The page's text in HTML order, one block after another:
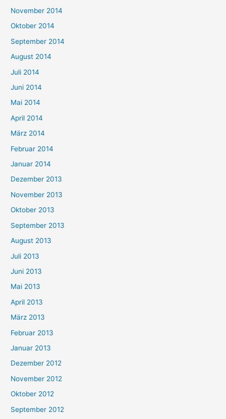
November 2014
Oktober 2014
September 2014
August 2014
Juli 2014
Juni 2014
Mai 2014
April 2014
März 2014
Februar 2014
Januar 2014
Dezember 2013
November 2013
Oktober 2013
September 2013
August 2013
Juli 2013
Juni 2013
Mai 2013
April 2013
März 2013
Februar 2013
Januar 2013
Dezember 2012
November 2012
Oktober 2012
September 2012